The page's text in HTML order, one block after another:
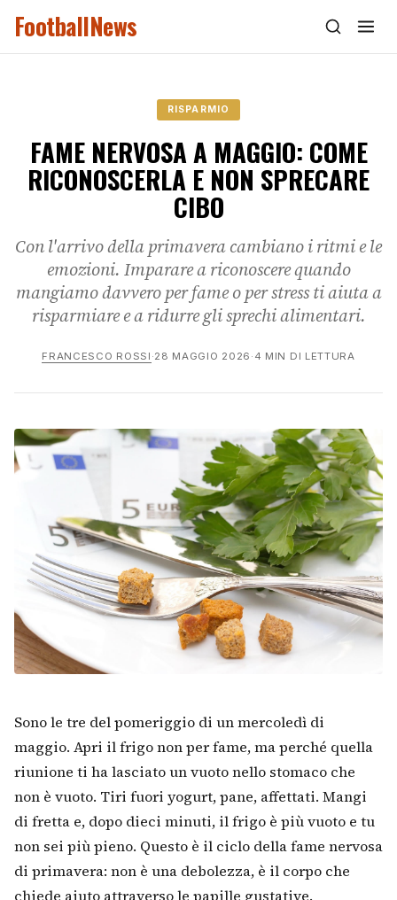
FootballNews
RISPARMIO
FAME NERVOSA A MAGGIO: COME
RICONOSCERLA E NON SPRECARE
CIBO
Con l'arrivo della primavera cambiano i ritmi e le
emozioni. Imparare a riconoscere quando
mangiamo davvero per fame o per stress ti aiuta a
risparmiare e a ridurre gli sprechi alimentari.
FRANCESCO ROSSI ·28 MAGGIO 2026 · 4 MIN DI LETTURA
Sono le tre del pomeriggio di un mercoledì di
maggio. Apri il frigo non per fame, ma perché quella
riunione ti ha lasciato un vuoto nello stomaco che
non è vuoto. Tiri fuori yogurt, pane, affettati. Mangi
di fretta e, dopo dieci minuti, il frigo è più vuoto e tu
non sei più pieno. Questo è il ciclo della fame nervosa
di primavera: non è una debolezza, è il corpo che
chiede aiuto attraverso le papille gustative.